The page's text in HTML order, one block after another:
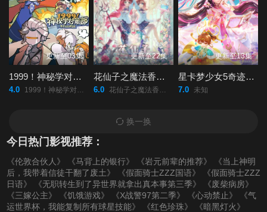
更新至03集
1999！神秘学对策部英语
4.0 1999！神秘学对策部/
更新至22集
花仙子之魔法香对论
6.0 花仙子之魔法香对论/
更新至13集
星卡梦少女5奇迹绽放
7.0 未知
换一换
今日热门影视推荐：
《伦敦合伙人》 《马背上的银行》 《岩元前辈的推荐》
《当上神明
后，我带着信徒干翻了废土》
《假面骑士ZZZ国语》
《假面骑士ZZZ
日语》
《无职转生到了异世界就拿出真本事第三季》
《废柴病房》
《三嫁公主》
《饥饿游戏》 《X战警97第二季》 《心动禁止》
《气
运世界杯，我能复制所有球星技能》
《红色珍珠》
《暗黑灯火》